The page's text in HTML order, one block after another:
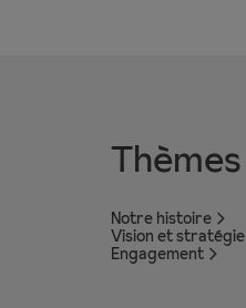
Thèmes
Notre histoire
Vision et stratégie
Engagement